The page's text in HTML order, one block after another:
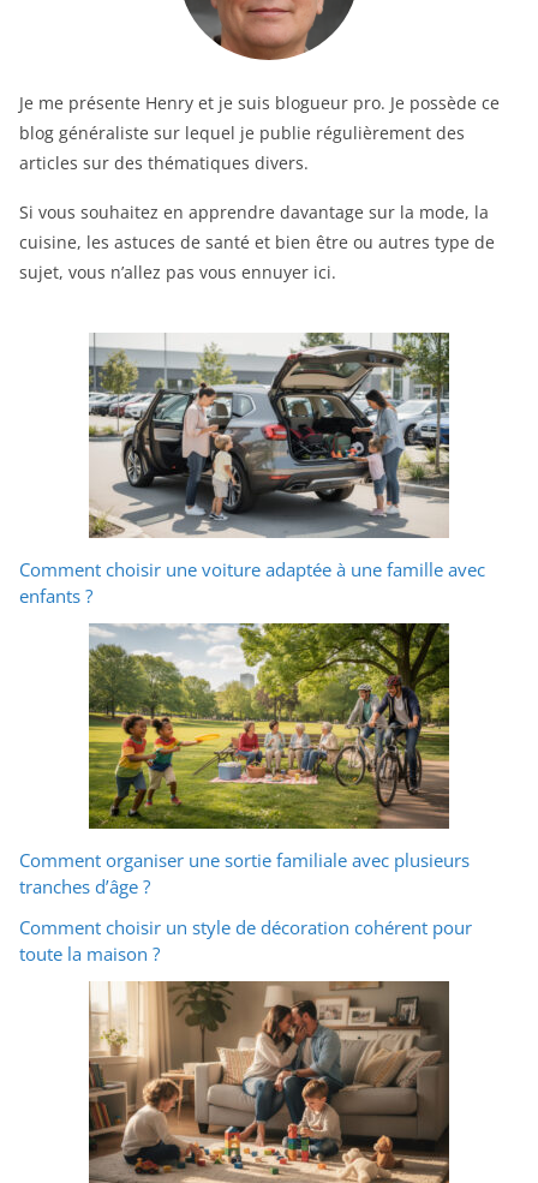
Je me présente Henry et je suis blogueur pro. Je possède ce
blog généraliste sur lequel je publie régulièrement des
articles sur des thématiques divers.
Si vous souhaitez en apprendre davantage sur la mode, la
cuisine, les astuces de santé et bien être ou autres type de
sujet, vous n’allez pas vous ennuyer ici.
Comment choisir une voiture adaptée à une famille avec
enfants ?
Comment organiser une sortie familiale avec plusieurs
tranches d’âge ?
Comment choisir un style de décoration cohérent pour
toute la maison ?